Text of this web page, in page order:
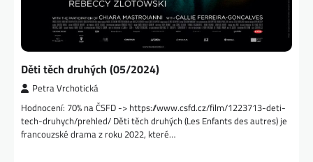
Děti těch druhých (05/2024)
Petra Vrchotická
Hodnocení: 70% na ČSFD -> https://www.csfd.cz/film/1223713-deti-
tech-druhych/prehled/ Děti těch druhých (Les Enfants des autres) je
francouzské drama z roku 2022, které…